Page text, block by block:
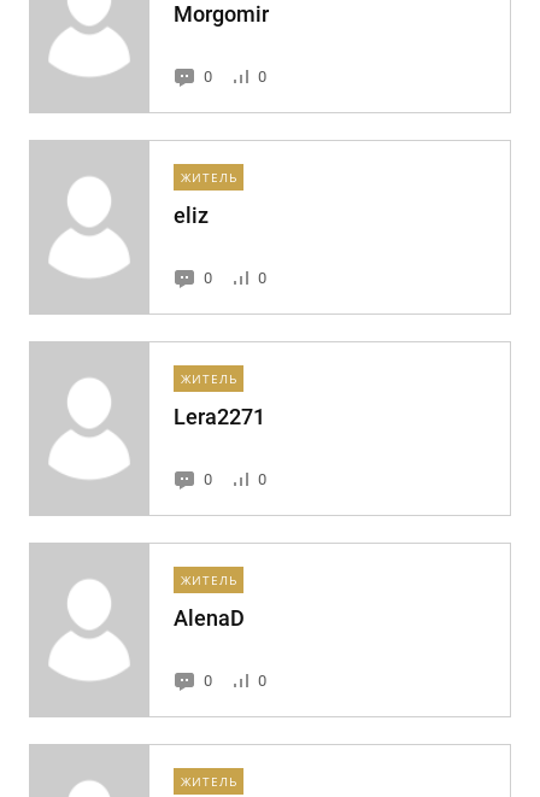
Morgomir
0 0
ЖИТЕЛЬ
eliz
0 0
ЖИТЕЛЬ
Lera2271
0 0
ЖИТЕЛЬ
AlenaD
0 0
ЖИТЕЛЬ